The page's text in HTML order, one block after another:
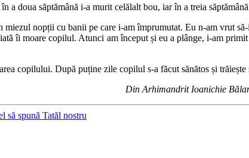
a doua săptămână i-a murit celălalt bou, iar în a treia
nopții cu banii pe care i-am împrumutat. Eu n-am vrut
îi moare copilul. Atunci am început și eu a plânge, i-am
copilului. După puține zile copilul s-a făcut sănătos și trăiește
Din Arhimandrit Ioanichie
să spună Tatăl nostru